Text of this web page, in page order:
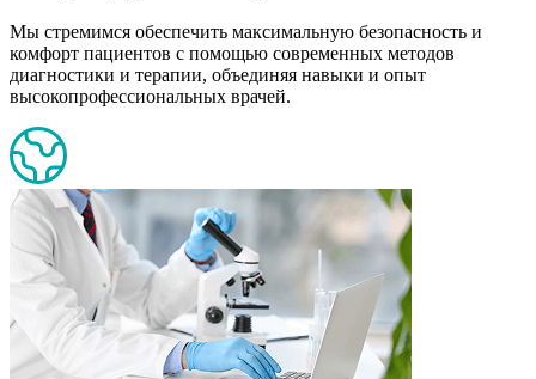
Мы стремимся обеспечить максимальную безопасность и
комфорт пациентов с помощью современных методов
диагностики и терапии, объединяя навыки и опыт
высокопрофессиональных врачей.